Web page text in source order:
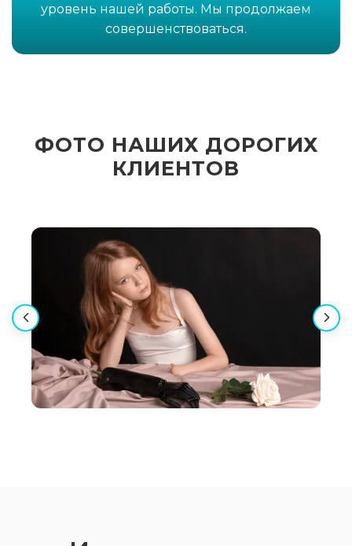
уровень нашей работы. Мы продолжаем
совершенствоваться.
ФОТО НАШИХ ДОРОГИХ
КЛИЕНТОВ